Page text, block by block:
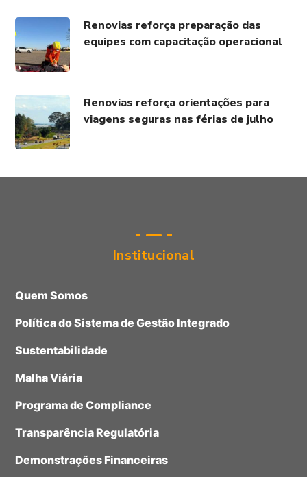
Renovias reforça preparação das
equipes com capacitação operacional
Renovias reforça orientações para
viagens seguras nas férias de julho
Institucional
Quem Somos
Política do Sistema de Gestão Integrado
Sustentabilidade
Malha Viária
Programa de Compliance
Transparência Regulatória
Demonstrações Financeiras